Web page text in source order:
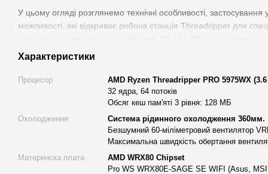
У цьому огляді розглянемо технічні особливості,
можливості, які відкриває робоча станція Threadripper для
Опис основних характеристик
Процесор AMD Ryzen Threadripper PRO 5975WX
Центральний процесор на 32 ядра та 64 потоки забезпечує
Частота 3.6–4.5 ГГц сприяє швидкому відгуку системи навіть
пам’яті 3 рівня обсягом 128 МБ підвищує швидкодію в
конфігурація стає вигідною для 3Ds Max, CPU рендера в
професійного 3D-проєктування.
Система охолодження
Характеристики
Процесор
AMD Ryzen Threadripper PRO 5975WX
32 ядра, 64 потоків
Обсяг кеш пам'яті 3 рівня: 128 МБ
Охолодження
Система рідинного охолодження 360мм.
Безшумний 60-міліметровий вентилятор
Максимальна швидкість обертання
Материнска плата
AMD WRX80 Chipset
Pro WS WRX80E-SAGE SE WIFI (Asus,